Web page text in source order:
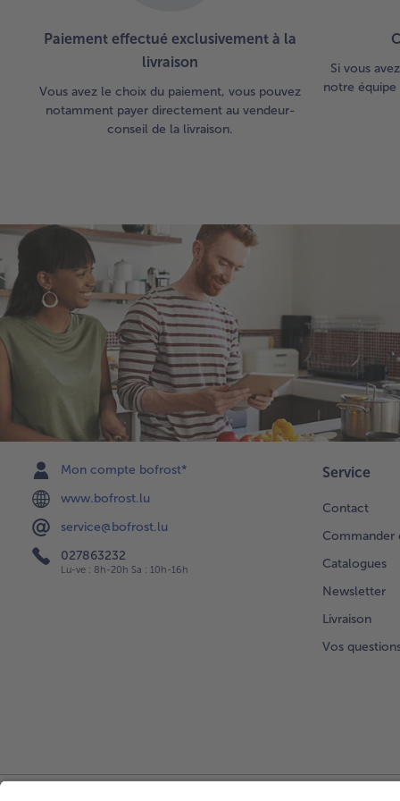
Paiement effectué exclusivement à la
livraison
Vous avez le choix du paiement, vous pouvez
notamment payer directement au vendeur-
conseil de la livraison.
Si vous
notre
Mon compte bofrost*
www.bofrost.lu
service@bofrost.lu
027863232
Lu-ve : 8h-20h Sa : 10h-16h
Service
Contact
Commander
Catalogues
Newsletter
Livraison
Vos